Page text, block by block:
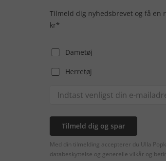
Tilmeld dig nyhedsbrevet og få en
kr*
Dametøj
Herretøj
Tilmeld dig og spar
Med din tilmelding accepterer du Ulla
databeskyttelse og generelle vilkår og